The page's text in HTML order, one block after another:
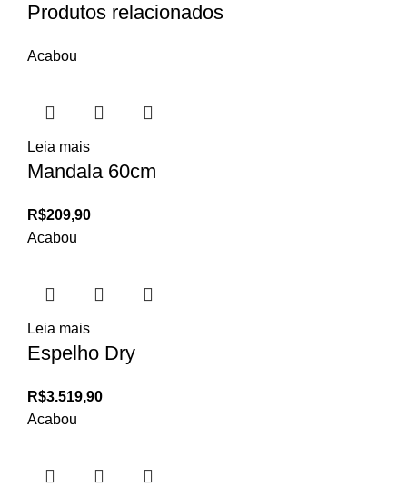
Produtos relacionados
Acabou
Leia mais
Mandala 60cm
R$209,90
Acabou
Leia mais
Espelho Dry
R$3.519,90
Acabou